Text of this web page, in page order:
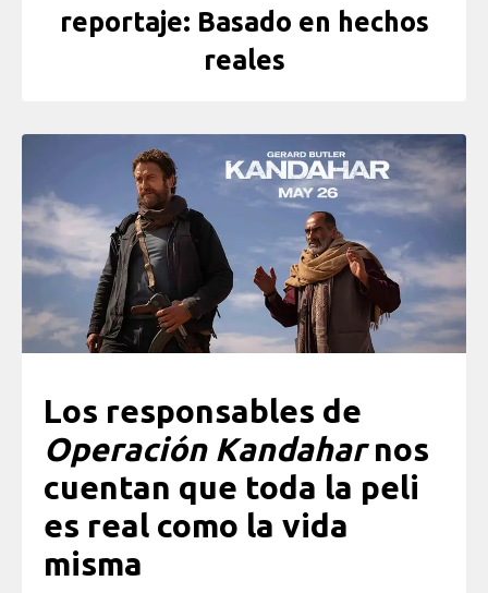
reportaje: Basado en hechos
reales
Los responsables de
Operación Kandaharnos
cuentan que toda la peli
es real como la vida
misma